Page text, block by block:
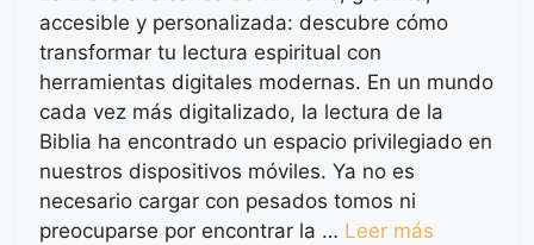
accesible y personalizada: descubre cómo
transformar tu lectura espiritual con
herramientas digitales modernas. En un mundo
cada vez más digitalizado, la lectura de la
Biblia ha encontrado un espacio privilegiado en
nuestros dispositivos móviles. Ya no es
necesario cargar con pesados tomos ni
preocuparse por encontrar la … Leer más